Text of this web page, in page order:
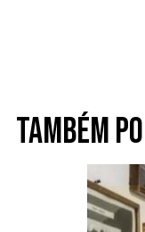
Também